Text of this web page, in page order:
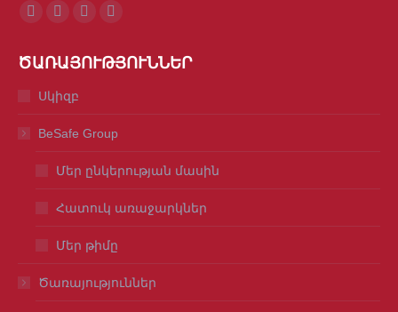
Find us on:
opens
in
window
opens
in
window
opens
window
opens
window
ԾԱՌԱՅՈՒԹՅՈՒՆՆԵՐ
Սկիզբ
BeSafe Group
Մեր ընկերության մասին
Հատուկ առաջարկներ
Մեր թիմը
Ծառայություններ